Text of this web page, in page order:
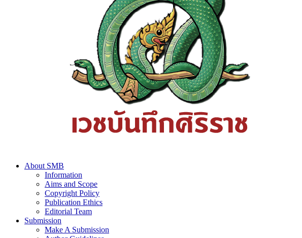
About SMB
Information
Aims and Scope
Copyright Policy
Publication Ethics
Editorial Team
Submission
Make A Submission